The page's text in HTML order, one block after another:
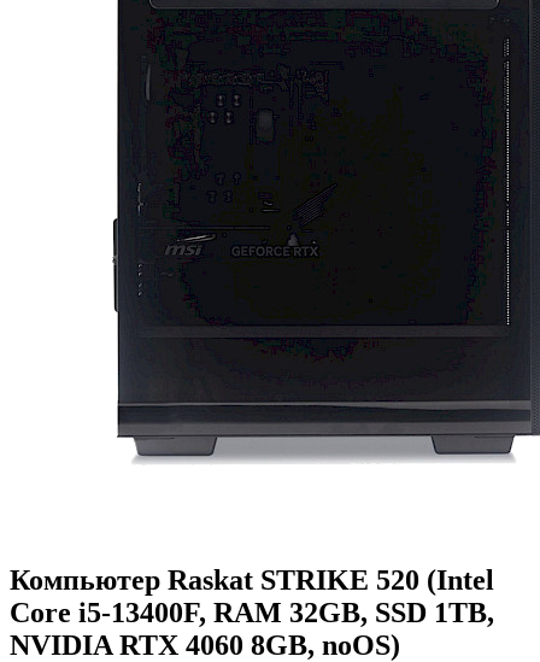
Компьютер Raskat STRIKE 520 (Intel
Core i5-13400F, RAM 32GB, SSD 1TB,
NVIDIA RTX 4060 8GB, noOS)